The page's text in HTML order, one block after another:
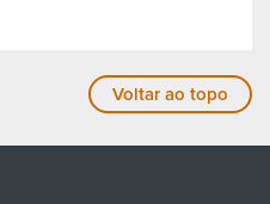
Voltar ao topo